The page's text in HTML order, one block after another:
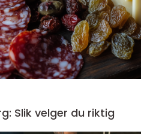
Slik velger du riktig